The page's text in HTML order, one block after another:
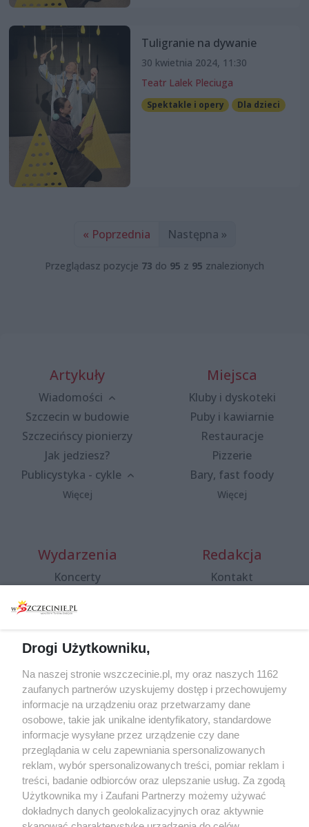
Tuligranie na dywanie
30 kwietnia 2024, 11:30
Teatr Lalek Pleciuga
Spektakle i opery Dla dzieci
« Poprzednia Następna »
Przeglądasz pozycje 73 do 95 z 95 znalezionych
Artykuły
Wiadomości
Szczecin w budowie
Szczecińscy pionierzy
Jak jedziesz?
Publicystyka - cykle
Więcej
Miejsca
Kluby i dyskoteki
Puby i kawiarnie
Restauracje
Pizzerie
Bary, fast foody
Więcej
Wydarzenia
Koncerty
Spacery i oprowadzania
targi
Wernisaże
Więcej
Redakcja
Kontakt
Specjalny koncert z okazji
20. urodzin portalu
wSzczecinie.pl
Regulamin konkursów
śniadaniówka "Hej
Szczecin! Jest piątek!"
Partnerzy
Drogi Użytkowniku,
Na naszej stronie wszczecinie.pl, my oraz naszych 1162
zaufanych partnerów uzyskujemy dostęp i przechowujemy
informacje na urządzeniu oraz przetwarzamy dane
osobowe, takie jak unikalne identyfikatory, standardowe
informacje wysyłane przez urządzenie czy dane
przeglądania w celu zapewniania spersonalizowanych
reklam, wybór spersonalizowanych treści, pomiar reklam i
treści, badanie odbiorców oraz ulepszanie usług. Za zgodą
Użytkownika my i Zaufani Partnerzy możemy używać
dokładnych danych geolokalizacyjnych oraz aktywnie